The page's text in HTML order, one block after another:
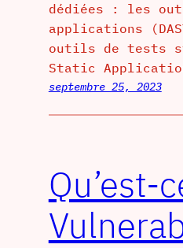
dédiées : les
applications
outils de tests
Static
septembre 25, 2023
Qu’est-